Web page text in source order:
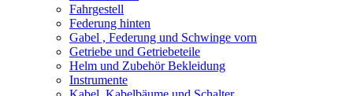
Fahrgestell
Federung hinten
Gabel , Federung und Schwinge vorn
Getriebe und Getriebeteile
Helm und Zubehör Bekleidung
Instrumente